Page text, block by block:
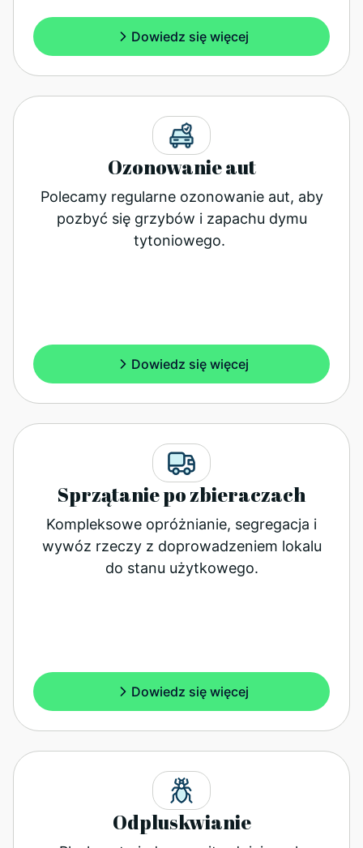
Dowiedz się więcej
Ozonowanie aut
Polecamy regularne ozonowanie aut, aby
pozbyć się grzybów i zapachu dymu
tytoniowego.
Dowiedz się więcej
Sprzątanie po zbieraczach
Kompleksowe opróżnianie, segregacja i
wywóz rzeczy z doprowadzeniem lokalu
do stanu użytkowego.
Dowiedz się więcej
Odpluskwianie